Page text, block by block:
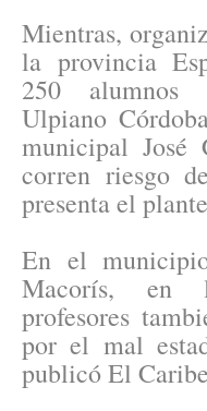
Mientras,
la provincia
250 alumnos
Ulpiano
municipal José
corren riesgo
presenta el
En el
Macorís, en
profesores
por el mal
publicó El